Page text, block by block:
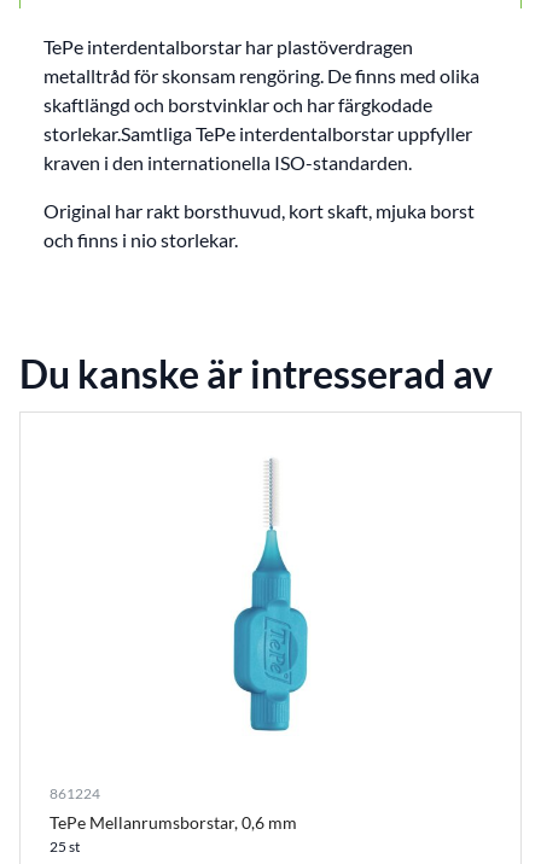
TePe interdentalborstar har plastöverdragen
metalltråd för skonsam rengöring. De finns med olika
skaftlängd och borstvinklar och har färgkodade
storlekar.Samtliga TePe interdentalborstar uppfyller
kraven i den internationella ISO-standarden.
Original har rakt borsthuvud, kort skaft, mjuka borst
och finns i nio storlekar.
Du kanske är intresserad av
861224
TePe Mellanrumsborstar, 0,6 mm
25 st